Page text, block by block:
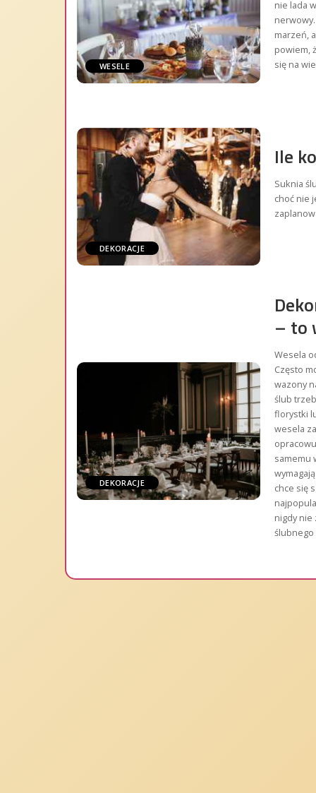
WESELE
nie lada
marzeń,
powiem,
się na
DEKORACJE
Ile
Suknia
choć nie
DEKORACJE
– to
Wesela
Często
wazony
ślub
florystki
wesela
samemu
chce się
nigdy nie